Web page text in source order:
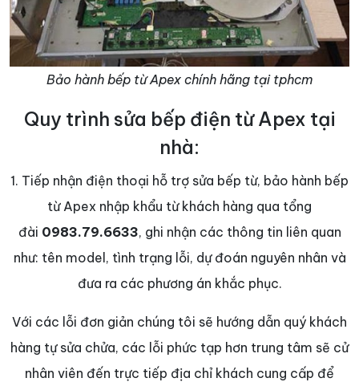
Bảo hành bếp từ Apex chính hãng tại tphcm
Quy trình sửa bếp điện từ Apex tại
nhà:
1. Tiếp nhận điện thoại hỗ trợ sửa bếp từ, bảo hành bếp
từ Apex nhập khẩu từ khách hàng qua tổng
đài 0983.79.6633, ghi nhận các thông tin liên quan
như: tên model, tình trạng lỗi, dự đoán nguyên nhân và
đưa ra các phương án khắc phục.
Với các lỗi đơn giản chúng tôi sẽ hướng dẫn quý khách
hàng tự sửa chửa, các lỗi phức tạp hơn trung tâm sẽ cử
nhân viên đến trực tiếp địa chỉ khách cung cấp để